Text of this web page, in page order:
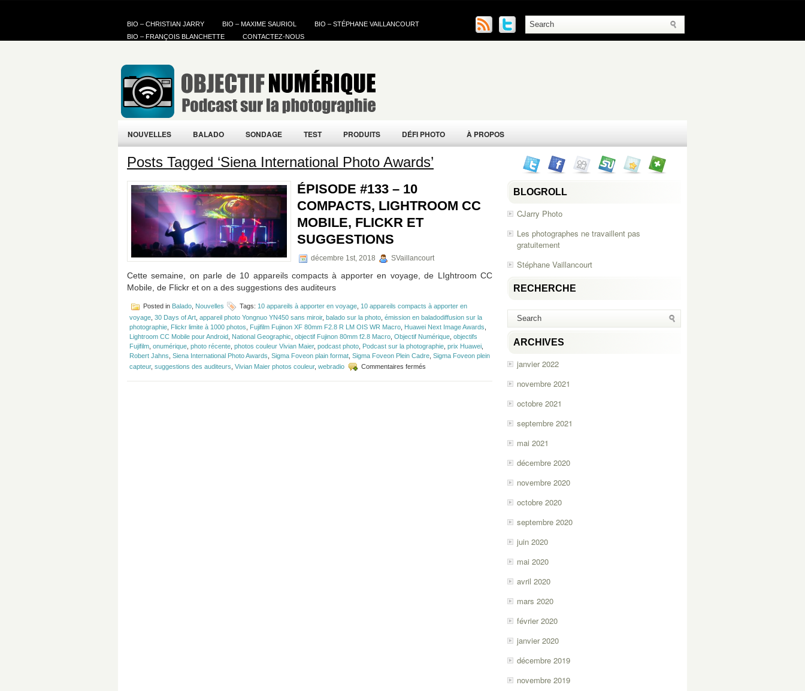
BIO – CHRISTIAN JARRY BIO – MAXIME SAURIOL
BIO – STÉPHANE VAILLANCOURT
BIO – FRANÇOIS BLANCHETTE
CONTACTEZ-NOUS
NOUVELLES BALADO SONDAGE TEST PRODUITS DÉFI PHOTO À PROPOS
Posts Tagged ‘Siena International Photo Awards’
ÉPISODE #133 – 10
COMPACTS, LIGHTROOM CC
MOBILE, FLICKR ET
SUGGESTIONS
décembre 1st, 2018 SVaillancourt
Cette semaine, on parle de 10 appareils compacts à apporter en voyage, de LIghtroom CC
Mobile, de Flickr et on a des suggestions des auditeurs
Posted in Balado Nouvelles Tags: 10 appareils à apporter en voyage 10 appareils compacts à apporter en
voyage 30 Days of Art appareil photo Yongnuo YN450 sans miroir, balado sur la photo émission en baladodiffusion sur la
photographie Flickr limite à 1000 photos Fujifilm Fujinon XF 80mm F2.8 R LM OIS WR Macro Huawei Next Image Awards
Lightroom CC Mobile pour Android National Geographic objectif Fujinon 80mm f2.8 Macro Objectif Numérique objectifs
Fujifilm onumérique photo récente photos couleur Vivian Maier, podcast photo Podcast sur la photographie prix Huawei
Robert Jahns Siena International Photo Awards Sigma Foveon plain format Sigma Foveon Plein Cadre Sigma Foveon plein
capteur, suggestions des auditeurs Vivian Maier photos couleur, webradio Commentaires fermés
#133
BLOGROLL
CJarry Photo
Les photographes ne travaillent pas
gratuitement
Stéphane Vaillancourt
RECHERCHE
ARCHIVES
janvier 2022
novembre 2021
octobre 2021
septembre 2021
mai 2021
décembre 2020
novembre 2020
octobre 2020
septembre 2020
juin 2020
mai 2020
avril 2020
mars 2020
février 2020
janvier 2020
décembre 2019
novembre 2019